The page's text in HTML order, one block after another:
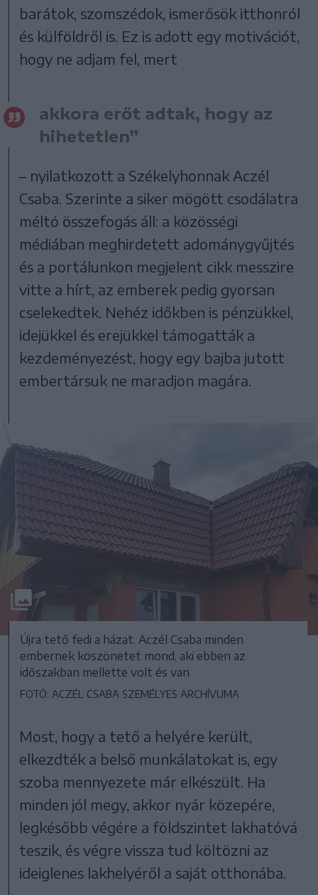
barátok, szomszédok, ismerősök itthonról
és külföldről is. Ez is adott egy motivációt,
hogy ne adjam fel, mert
akkora erőt adtak, hogy az
hihetetlen”
– nyilatkozott a Székelyhonnak Aczél
Csaba. Szerinte a siker mögött csodálatra
méltó összefogás áll: a közösségi
médiában meghirdetett adománygyűjtés
és a portálunkon megjelent cikk messzire
vitte a hírt, az emberek pedig gyorsan
cselekedtek. Nehéz időkben is pénzükkel,
idejükkel és erejükkel támogatták a
kezdeményezést, hogy egy bajba jutott
embertársuk ne maradjon magára.
Újra tető fedi a házat. Aczél Csaba minden
embernek köszönetet mond, aki ebben az
időszakban mellette volt és van
FOTÓ: ACZÉL CSABA SZEMÉLYES ARCHÍVUMA
Most, hogy a tető a helyére került,
elkezdték a belső munkálatokat is, egy
szoba mennyezete már elkészült. Ha
minden jól megy, akkor nyár közepére,
legkésőbb végére a földszintet lakhatóvá
teszik, és végre vissza tud költözni az
ideiglenes lakhelyéről a saját otthonába.